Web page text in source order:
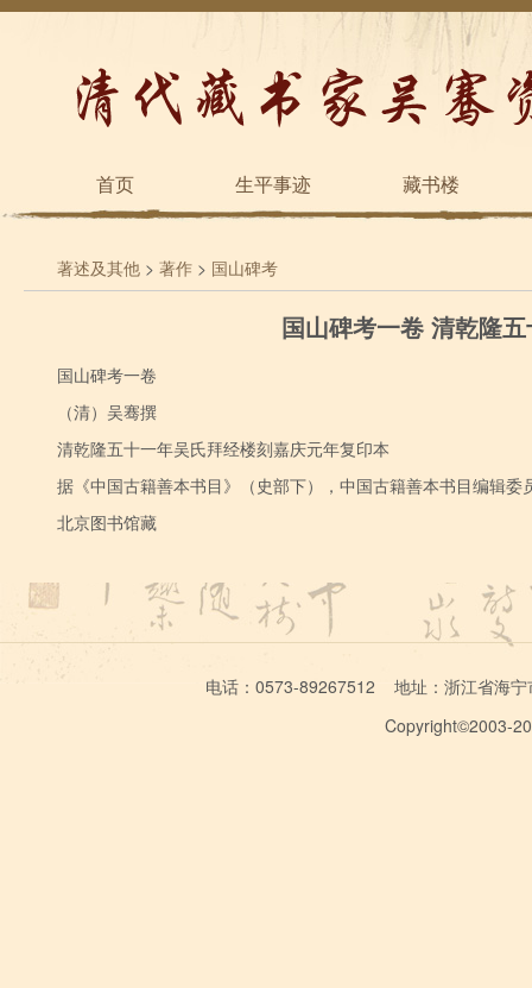
首页 生平事迹 藏书楼
著述及其他 > 著作 > 国山碑考
国山碑考一卷 清乾隆
国山碑考一卷
（清）吴骞撰
清乾隆五十一年吴氏拜经楼刻嘉庆元年复印本
据《中国古籍善本书目》（史部下），中国古籍善本书目编辑
北京图书馆藏
电话：0573-89267512 地址：浙江省海
Copyright©2003-